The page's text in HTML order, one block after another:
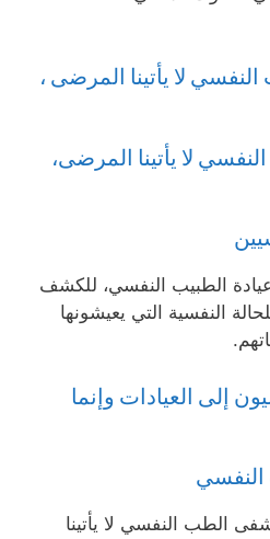
لا يأتينا المرضى ،
لا يأتينا المرضى،
عيادة الطبيب النفسي، للكشف
النفسية التي يعيشونها
إلى العيادات وإنما
النفسي
الطب النفسي لا يأتينا